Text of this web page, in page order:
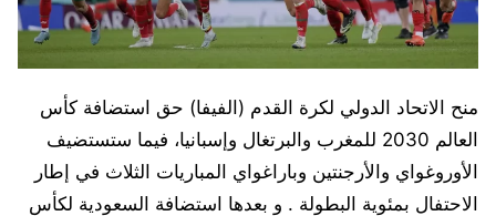
منح الاتحاد الدولي لكرة القدم (الفيفا) حق استضافة كأس
العالم 2030 للمغرب والبرتغال وإسبانيا، فيما ستستضيف
الأوروغواي والأرجنتين وباراغواي المباريات الثلاث في إطار
الاحتفال بمئوية البطولة . و بعدها استضافة السعودية لكأس